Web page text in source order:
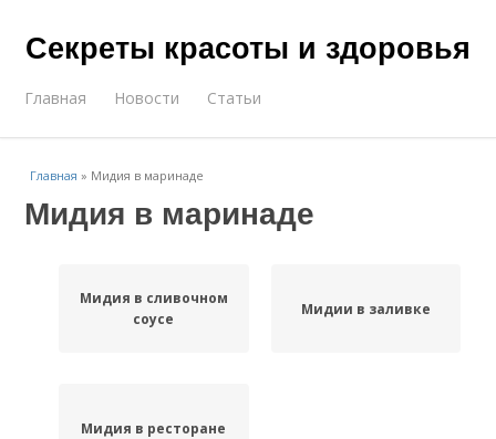
Секреты красоты и здоровья
Главная Новости Статьи
Главная » Мидия в маринаде
Мидия в маринаде
Мидия в сливочном
соусе
Мидии в заливке
Мидия в ресторане